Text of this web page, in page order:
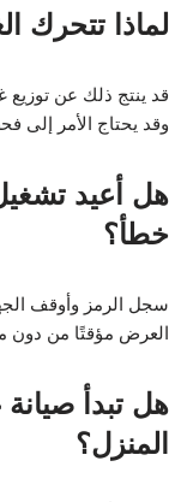
لماذا تتحرك
قد ينتج ذلك عن توزيع
وقد يحتاج الأمر إلى
هل أعيد
خطأ؟
سجل الرمز وأوقف
العرض مؤقتًا من دون
هل تبدأ
المنزل؟